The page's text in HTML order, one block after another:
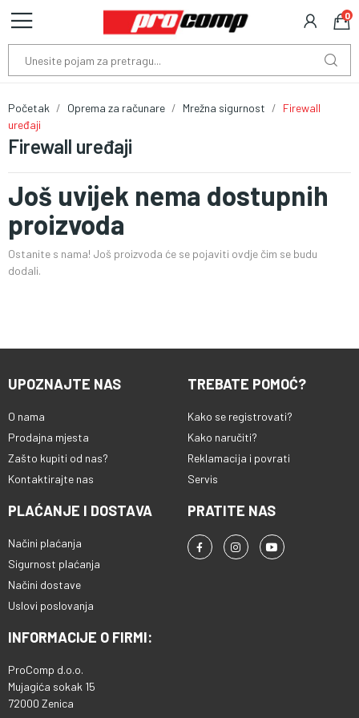
0
Firewall uređaji
Početak Oprema za računare Mrežna sigurnost
Firewall
uređaji
Još uvijek nema dostupnih
proizvoda
Ostanite s nama! Još proizvoda će se pojaviti ovdje čim se budu
dodali.
UPOZNAJTE NAS
O nama
Prodajna mjesta
Zašto kupiti od nas?
Kontaktirajte nas
TREBATE POMOĆ?
Kako se registrovati?
Kako naručiti?
Reklamacija i povrati
Servis
PLAĆANJE I DOSTAVA
Načini plaćanja
Sigurnost plaćanja
Načini dostave
Uslovi poslovanja
PRATITE NAS
INFORMACIJE O FIRMI:
ProComp d.o.o.
Mujagića sokak 15
72000 Zenica